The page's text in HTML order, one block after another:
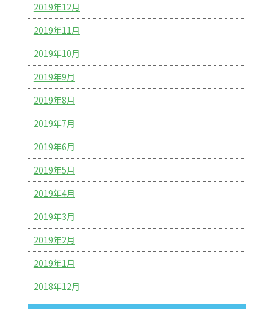
2019年12月
2019年11月
2019年10月
2019年9月
2019年8月
2019年7月
2019年6月
2019年5月
2019年4月
2019年3月
2019年2月
2019年1月
2018年12月